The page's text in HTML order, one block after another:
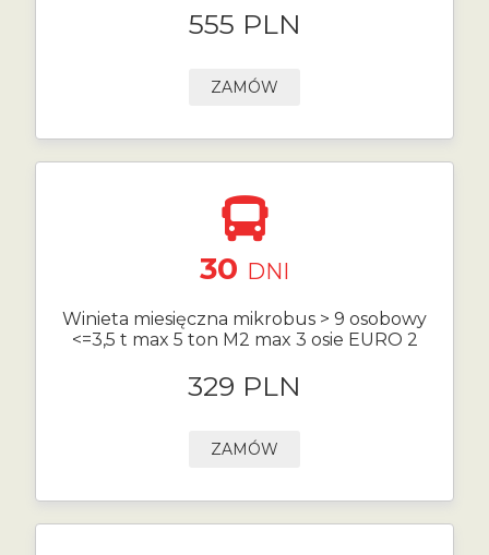
555 PLN
ZAMÓW
30 DNI
Winieta miesięczna mikrobus > 9 osobowy
<=3,5 t max 5 ton M2 max 3 osie EURO 2
329 PLN
ZAMÓW